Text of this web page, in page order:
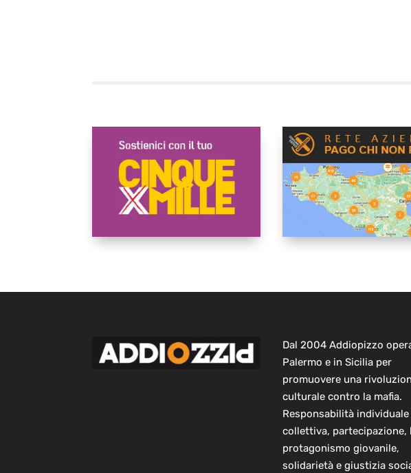
Dal 2004 Addiopizzo
Palermo e in Sicilia per
promuovere una
culturale contro la mafia.
Responsabilità individuale
collettiva, partecipazione,
protagonismo giovanile,
solidarietà e giustizia